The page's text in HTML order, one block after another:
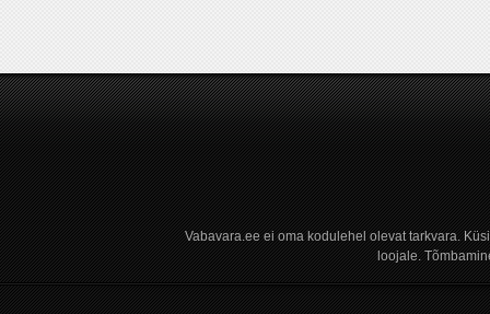
Vabavara.ee ei oma kodulehel olevat tarkvara.
loojale.